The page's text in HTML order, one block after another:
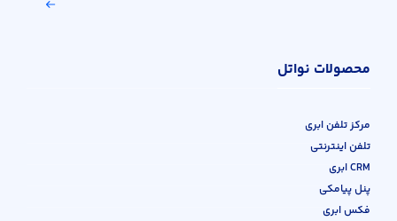
محصولات نواتل
مرکز تلفن ابری
تلفن اینترنتی
CRM ابری
پنل پیامکی
فکس ابری